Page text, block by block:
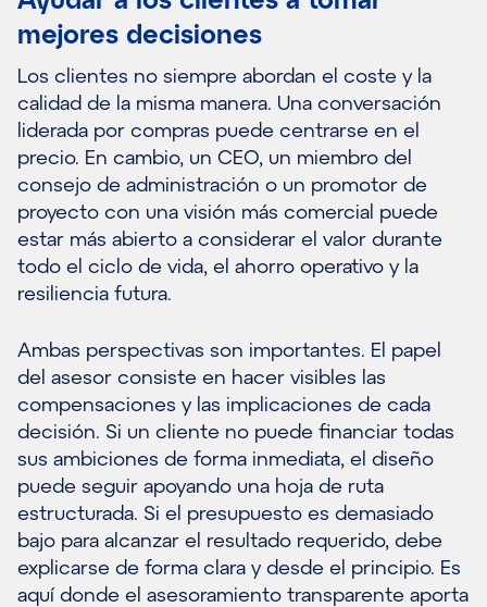
mejores decisiones
Los clientes no siempre abordan el coste y la
calidad de la misma manera. Una conversación
liderada por compras puede centrarse en el
precio. En cambio, un CEO, un miembro del
consejo de administración o un promotor de
proyecto con una visión más comercial puede
estar más abierto a considerar el valor durante
todo el ciclo de vida, el ahorro operativo y la
resiliencia futura.
Ambas perspectivas son importantes. El papel
del asesor consiste en hacer visibles las
compensaciones y las implicaciones de cada
decisión. Si un cliente no puede financiar todas
sus ambiciones de forma inmediata, el diseño
puede seguir apoyando una hoja de ruta
estructurada. Si el presupuesto es demasiado
bajo para alcanzar el resultado requerido, debe
explicarse de forma clara y desde el principio. Es
aquí donde el asesoramiento transparente aporta